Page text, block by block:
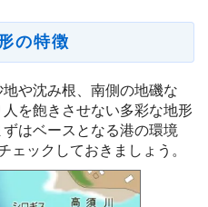
の特徴
や沈み根、南側の地磯な
を飽きさせない多彩な地形
はベースとなる港の環境
ェックしておきましょう。